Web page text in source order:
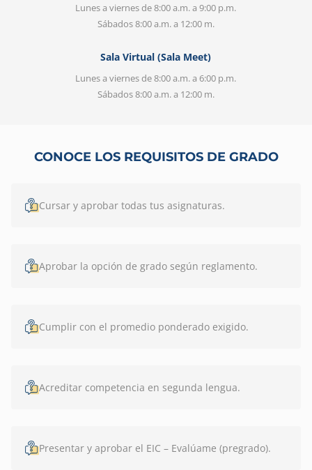
Lunes a viernes de 8:00 a.m. a 9:00 p.m.
Sábados 8:00 a.m. a 12:00 m.
Sala Virtual (Sala Meet)
Lunes a viernes de 8:00 a.m. a 6:00 p.m.
Sábados 8:00 a.m. a 12:00 m.
CONOCE LOS REQUISITOS DE GRADO
Cursar y aprobar todas tus asignaturas.
Aprobar la opción de grado según reglamento.
Cumplir con el promedio ponderado exigido.
Acreditar competencia en segunda lengua.
Presentar y aprobar el EIC – Evalúame (pregrado).